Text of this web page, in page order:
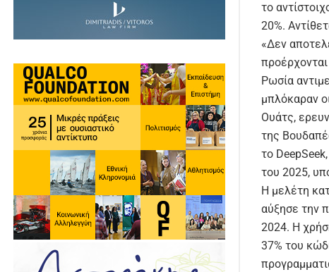
το
20%.
«Δεν
Ρωσία
μπλόκαραν
Ουάτς,
της
το
του 2025,
Η μελέτη
αύξησε την
2024. Η
37% του